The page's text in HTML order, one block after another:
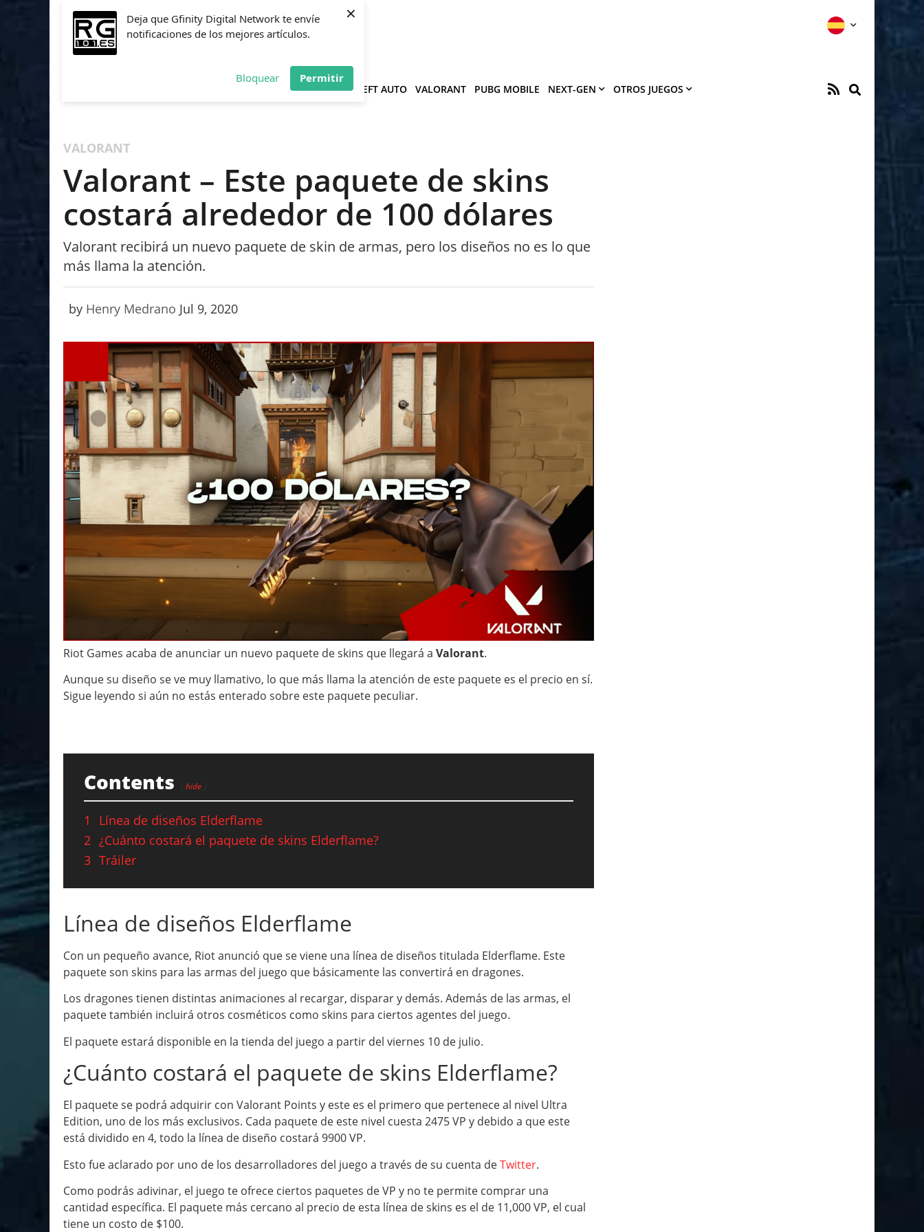
Deja que Gfinity Digital Network te envíe
notificaciones de los mejores artículos.
Bloquear Permitir
×
FORTNITE PES GRAND THEFT AUTO VALORANT PUBG MOBILE NEXT-GEN OTROS JUEGOS
VALORANT
Valorant – Este paquete de skins
costará alrededor de 100 dólares
Valorant recibirá un nuevo paquete de skin de armas, pero los diseños no es lo que
más llama la atención.
by Henry Medrano Jul 9, 2020
Riot Games acaba de anunciar un nuevo paquete de skins que llegará a Valorant.
Aunque su diseño se ve muy llamativo, lo que más llama la atención de este paquete es el precio en sí.
Sigue leyendo si aún no estás enterado sobre este paquete peculiar.
Contents hide
1
Línea de diseños Elderflame
2 ¿Cuánto costará el paquete de skins Elderflame?
3 Tráiler
Línea de diseños Elderflame
Con un pequeño avance, Riot anunció que se viene una línea de diseños titulada Elderflame. Este
paquete son skins para las armas del juego que básicamente las convertirá en dragones.
Los dragones tienen distintas animaciones al recargar, disparar y demás. Además de las armas, el
paquete también incluirá otros cosméticos como skins para ciertos agentes del juego.
El paquete estará disponible en la tienda del juego a partir del viernes 10 de julio.
¿Cuánto costará el paquete de skins Elderflame?
El paquete se podrá adquirir con Valorant Points y este es el primero que pertenece al nivel Ultra
Edition, uno de los más exclusivos. Cada paquete de este nivel cuesta 2475 VP y debido a que este
está dividido en 4, todo la línea de diseño costará 9900 VP.
Esto fue aclarado por uno de los desarrolladores del juego a través de su cuenta deTwitter.
Como podrás adivinar, el juego te ofrece ciertos paquetes de VP y no te permite comprar una
cantidad específica. El paquete más cercano al precio de esta línea de skins es el de 11,000 VP, el cual
tiene un costo de $100.